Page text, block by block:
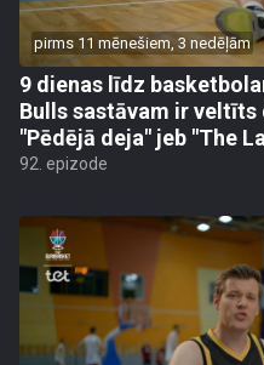
pirms 11 mēnešiem, 3 nedēļām
9 dienas līdz
Bulls sastāvam ir
"Pēdējā deja" jeb "The
92. epizode